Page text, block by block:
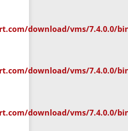
download/vms/7.4.0.0/
download/vms/7.4.0.0/
download/vms/7.4.0.0/